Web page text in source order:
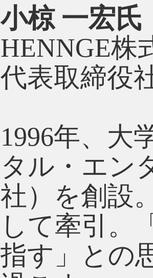
小椋 一宏氏
HENNGE株
代表取締役
1996年、大
タル・エン
社）を創設
して牽引。
指す」との